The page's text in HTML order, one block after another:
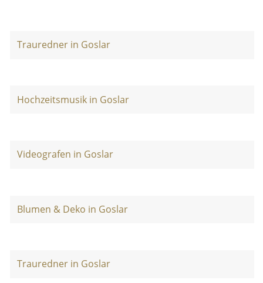
Trauredner in Goslar
Hochzeitsmusik in Goslar
Videografen in Goslar
Blumen & Deko in Goslar
Trauredner in Goslar